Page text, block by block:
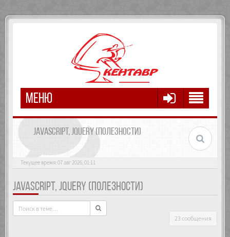
МЕНЮ
JAVASCRIPT, JQUERY (ПОЛЕЗНОСТИ)
Текущее время: 07 авг 2026, 01:11
JAVASCRIPT, JQUERY (ПОЛЕЗНОСТИ)
23 сообщения